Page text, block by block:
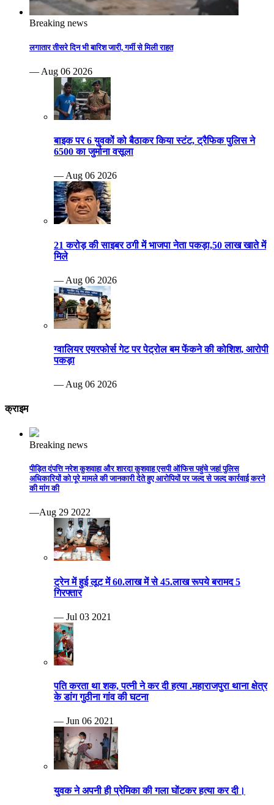
Breaking news
लगातार तीसरे दिन भी बारिश जारी, गर्मी से मिली राहत
— Aug 06 2026
बाइक पर 6 युवकों को बैठाकर किया स्टंट, ट्रैफिक पुलिस ने
6500 का जुर्माना वसूला
— Aug 06 2026
21 करोड़ की साइबर ठगी में भाजपा नेता पकड़ा,50 लाख खाते में
मिले
— Aug 06 2026
ग्वालियर एयरफोर्स गेट पर पेट्रोल बम फेंकने की कोशिश, आरोपी
पकड़ा
— Aug 06 2026
क्राइम
Breaking news
पीड़ित दंपत्ति नरेश कुशवाहा और शारदा कुशवाह एसपी ऑफिस पहुंचे जहां पुलिस
अधिकारियों को पूरे मामले की जानकारी देते हुए आरोपियों पर जल्द से जल्द कार्रवाई करने
की मांग की
—Aug 29 2022
ट्रेन में हुई लूट में 60.लाख में से 45.लाख रूपये बरामद 5
गिरफ्तार
— Jul 03 2021
पति करता था शक, पत्नी ने कर दी हत्या .महाराजपुरा थाना क्षेत्र
के डांग गुठीना गांव की घटना
— Jun 06 2021
युवक ने अपनी ही प्रेमिका की गला घोंटकर हत्या कर दी।